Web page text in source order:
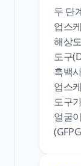
두 단
업스
해상
도구
흑백
업스
도구
얼굴